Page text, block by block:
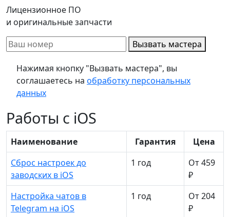
Лицензионное ПО
и оригинальные запчасти
Вызвать мастера
Нажимая кнопку "Вызвать мастера", вы
соглашаетесь на обработку персональных
данных
Работы с iOS
Наименование Гарантия
Цена
Сброс настроек до
заводских в iOS
1 год
От 459
₽
Настройка чатов в
Telegram на iOS
1 год
От 204
₽